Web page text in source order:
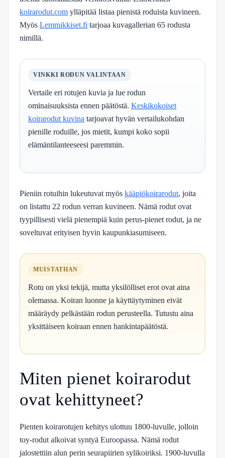
koirarodut.com ylläpitää listaa pienistä roduista kuvineen.
Myös Lemmikkiset.fi tarjoaa kuvagallerian 65 rodusta
nimillä.
VINKKI RODUN VALINTAAN
Vertaile eri rotujen kuvia ja lue rodun
ominaisuuksista ennen päätöstä. Keskikokoiset
koirarodut kuvina tarjoavat hyvän vertailukohdan
pienille roduille, jos mietit, kumpi koko sopii
elämäntilanteeseesi paremmin.
Pieniin rotuihin lukeutuvat myös kääpiökoirarodut, joita
on listattu 22 rodun verran kuvineen. Nämä rodut ovat
tyypillisesti vielä pienempiä kuin perus-pienet rodut, ja ne
soveltuvat erityisen hyvin kaupunkiasumiseen.
MUISTATHAN
Rotu on yksi tekijä, mutta yksilölliset erot ovat aina
olemassa. Koiran luonne ja käyttäytyminen eivät
määräydy pelkästään rodun perusteella. Tutustu aina
yksittäiseen koiraan ennen hankintapäätöstä.
Miten pienet koirarodut
ovat kehittyneet?
Pienten koirarotujen kehitys ulottuu 1800-luvulle, jolloin
toy-rodut alkoivat syntyä Euroopassa. Nämä rodut
jalostettiin alun perin seurapiirien sylikoiriksi. 1900-luvulla